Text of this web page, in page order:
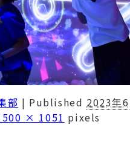
部 | Published 2023年6
× 1051 pixels